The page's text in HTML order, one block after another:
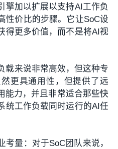
擎加以扩展以支持AI工作负
性价比的步骤。它让SoC设
得更多价值，而不是将AI视
载来说非常高效，但这种专
更具通用性，但提供了远
能力，并且非常适合那些快
统工作负载同时运行的AI任
量：对于SoC团队来说，